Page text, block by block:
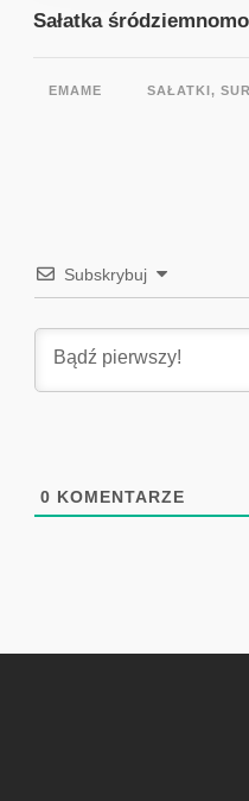
Sałatka
EMAME SAŁATKI,
Subskrybuj
0 KOMENTARZE